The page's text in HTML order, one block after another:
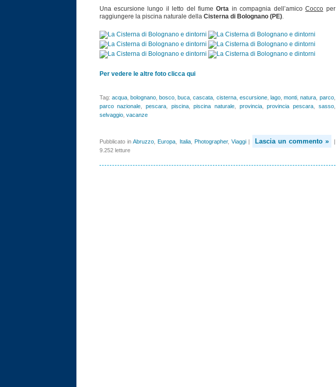
Una escursione lungo il letto del fiumeOrta in compagnia dell’amicoCocco per
raggiungere la piscina naturale della Cisterna di Bolognano (PE).
Per vedere le altre foto clicca qui
Tag: acqua, bolognano,bosco ,buca ,cascata cisterna, escursione, lago ,monti ,natura parco,
parco nazionale
pescara, piscina,piscina naturale, provincia,provincia pescara, sasso,
selvaggio, vacanze
Pubblicato in Abruzzo ,Europa Italia, Photographer, Viaggi | Lascia un commento »
|
9.252 letture